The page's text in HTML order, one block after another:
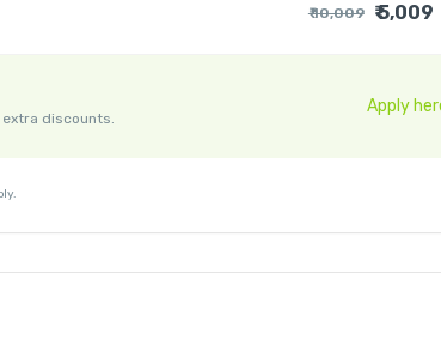
₹ 10,009 ₹ 5,009
+
extra discounts.
Apply